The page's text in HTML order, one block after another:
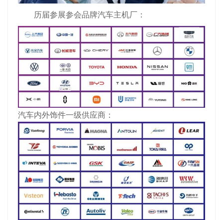
历届参展参会品牌汽车主机厂：
汽车内外饰件一级供应商：